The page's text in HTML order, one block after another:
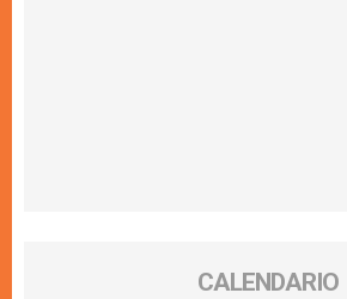
CALENDARIO